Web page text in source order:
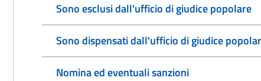
Sono esclusi dall'ufficio di giudice popolare
Sono dispensati dall'ufficio di giudice
Nomina ed eventuali sanzioni